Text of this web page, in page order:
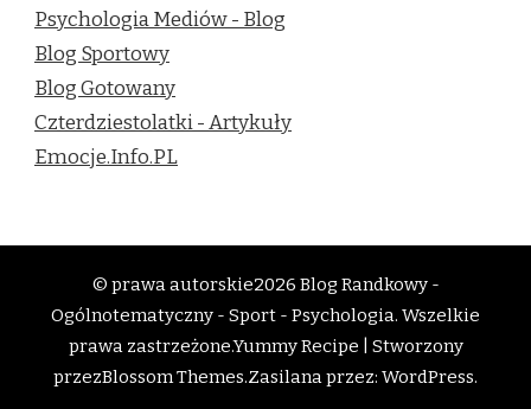
Psychologia Mediów - Blog
Blog Sportowy
Blog Gotowany
Czterdziestolatki - Artykuły
Emocje.Info.PL
© prawa autorskie2026 Blog Randkowy -
Ogólnotematyczny - Sport - Psychologia. Wszelkie
prawa zastrzeżone.Yummy Recipe | Stworzony
przezBlossom Themes.Zasilana przez: WordPress.